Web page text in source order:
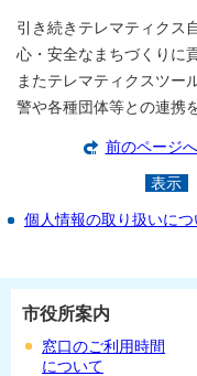
引き続きテレマティクス
心・安全なまちづくりに
またテレマティクスツー
警や各種団体等との連携
前のページ
表示
個人情報の取り扱いにつ
市役所案内
窓口のご利用時間
について